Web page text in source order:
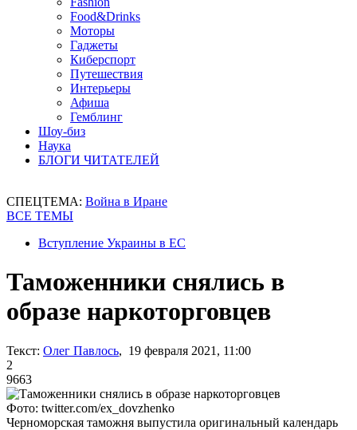
Food&Drinks
Моторы
Гаджеты
Киберспорт
Путешествия
Интерьеры
Афиша
Гемблинг
Шоу-биз
Наука
БЛОГИ ЧИТАТЕЛЕЙ
СПЕЦТЕМА: Война в Иране
ВСЕ ТЕМЫ
Вступление Украины в ЕС
Таможенники снялись в
образе наркоторговцев
Текст: Олег Павлось, 19 февраля 2021, 11:00
2
9663
Фото: twitter.com/ex_dovzhenko
Черноморская таможня выпустила оригинальный календарь